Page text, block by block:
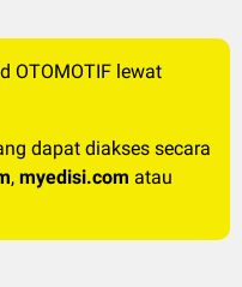
OTOMOTIF lewat
dapat diakses secara
, myedisi.com atau